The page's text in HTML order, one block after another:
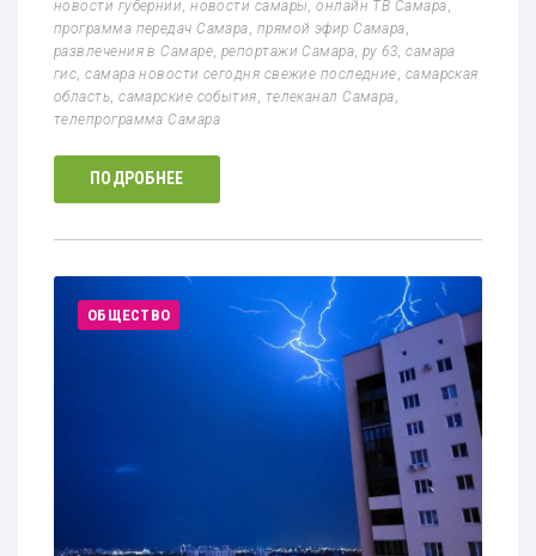
новости губернии,новости самары,онлайн ТВ Самара,
программа передач Самара, прямой эфир Самара,
развлечения в Самаре, репортажи Самара,ру 63,самара
гис,самара новости сегодня свежие последние, самарская
область,самарские события, телеканал Самара,
телепрограмма Самара
ПОДРОБНЕЕ
ОБЩЕСТВО